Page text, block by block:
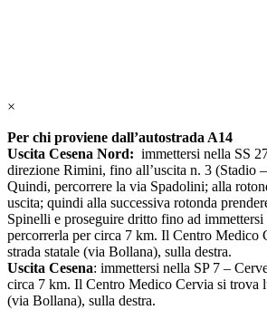
×
Per chi proviene dall’autostrada A14
Uscita Cesena Nord: immettersi nella SS
direzione Rimini, fino all’uscita n. 3 (Stadio
Quindi, percorrere la via Spadolini; alla
uscita; quindi alla successiva rotonda
Spinelli e proseguire dritto fino ad immettersi
percorrerla per circa 7 km. Il Centro Medico
strada statale (via Bollana), sulla destra.
Uscita Cesena: immettersi nella SP 7 –
circa 7 km. Il Centro Medico Cervia si trova
(via Bollana), sulla destra.